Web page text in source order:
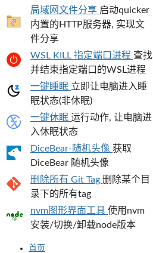
局域网文件分享 启动quicker
内置的HTTP服务器, 实现文
件分享
WSL KILL 指定端口进程 查找
并结束指定端口的WSL进程
一键睡眠 立即让电脑进入睡
眠状态(非休眠)
一键休眠 运行动作, 让电脑进
入休眠状态
DiceBear-随机头像 获取
DiceBear 随机头像
删除所有 Git Tag 删除某个目
录下的所有tag
nvm图形界面工具 使用nvm
安装/切换/卸载node版本
首页